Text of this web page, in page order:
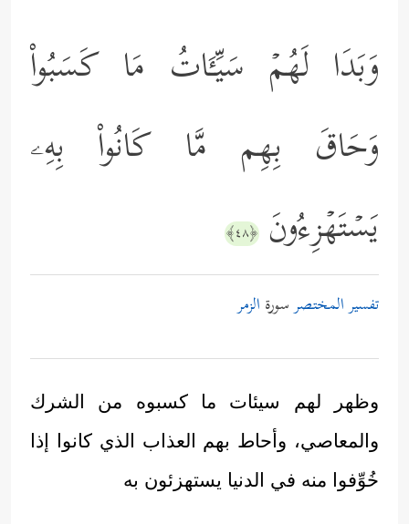
وَبَدَا لَهُمۡ سَیِّـَٔاتُ مَا كَسَبُواْ
وَحَاقَ بِهِم مَّا كَانُواْ بِهِۦ
یَسۡتَهۡزِءُونَ ﴿٤٨﴾
تفسير المختصرسورة الزمر
وظهر لهم سيئات ما كسبوه من الشرك
والمعاصي، وأحاط بهم العذاب الذي كانوا إذا
خُوِّفوا منه في الدنيا يستهزئون به